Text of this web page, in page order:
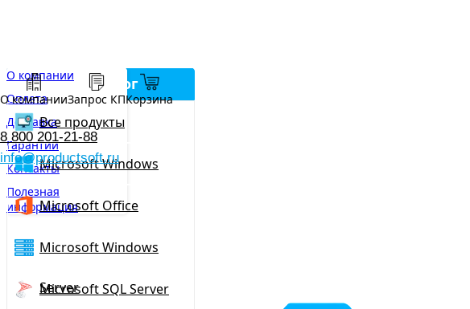
О компанииЗапрос КПКорзина
8 800 201-21-88
info@productsoft.ru
Каталог
Все продукты
Microsoft Windows
Microsoft Office
Microsoft Windows
Server
Microsoft SQL Server
О компании
Оплата
Доставка
Гарантии
Контакты
Полезная
информация